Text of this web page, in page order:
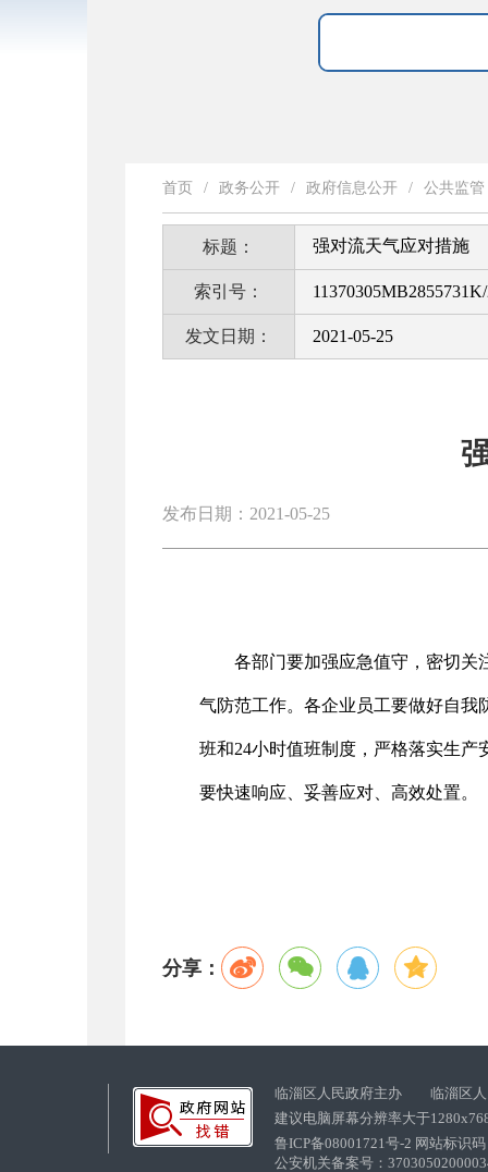
首页 / 政务公开 / 政府信息公开 / 公共监管
标题： 强对流天气应对措施
索引号：
发文日期： 2021-05-25
发布日期：2021-05-25
各部门要加强应急值守，密切关
气防范工作。各企业员工要做好自我
班和24小时值班制度，严格落实生
要快速响应、妥善应对、高效处置。
分享：
临淄区人民政府主办 临淄区人
建议电脑屏幕分辨率大于
鲁ICP备08001721号-2 网站标识
公安机关备案号：